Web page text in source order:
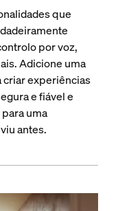
que
por voz,
Adicione uma
criar experiências
e fiável e
uma
antes.